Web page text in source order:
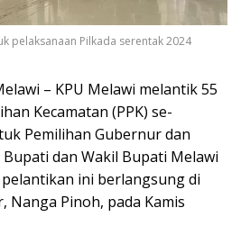
pelaksanaan Pilkada serentak 2024
– KPU Melawi melantik 55
Kecamatan (PPK) se-
Pemilihan Gubernur dan
dan Wakil Bupati Melawi
ini berlangsung di
Nanga Pinoh, pada Kamis